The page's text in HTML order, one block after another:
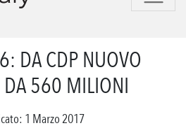
DA CDP NUOVO
DA 560 MILIONI
1 Marzo 2017